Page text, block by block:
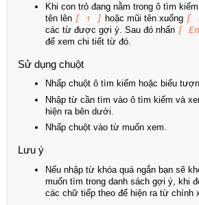
Khi con trỏ đang nằm trong ô tìm
tên lên [ ↑ ] hoặc mũi tên xuống [
các từ được gợi ý. Sau đó nhấn [
để xem chi tiết từ đó.
Sử dụng chuột
Nhấp chuột ô tìm kiếm hoặc biểu
Nhập từ cần tìm vào ô tìm kiếm và
hiện ra bên dưới.
Nhấp chuột vào từ muốn xem.
Lưu ý
Nếu nhập từ khóa quá ngắn bạn sẽ
muốn tìm trong danh sách gợi ý, khi
các chữ tiếp theo để hiện ra từ chính